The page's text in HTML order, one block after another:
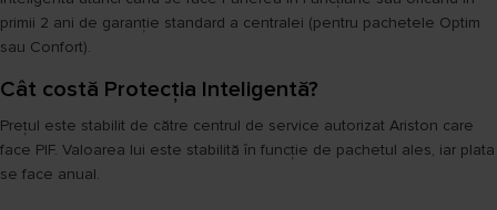
primii 2 ani de garanție standard a centralei (pentru pachetele Optim
sau Confort).
Cât costă Protecția Inteligentă?
Prețul este stabilit de către centrul de service autorizat Ariston care
face PIF. Valoarea lui este stabilită în funcție de pachetul ales, iar plata
se face anual.